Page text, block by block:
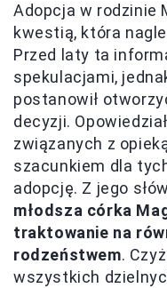
Adopcja w rodzinie
kwestią, która
Przed laty ta
spekulacjami,
postanowił
decyzji.
związanych z
szacunkiem dla
adopcję. Z jego
młodsza córka
traktowanie na
rodzeństwem.
wszystkich